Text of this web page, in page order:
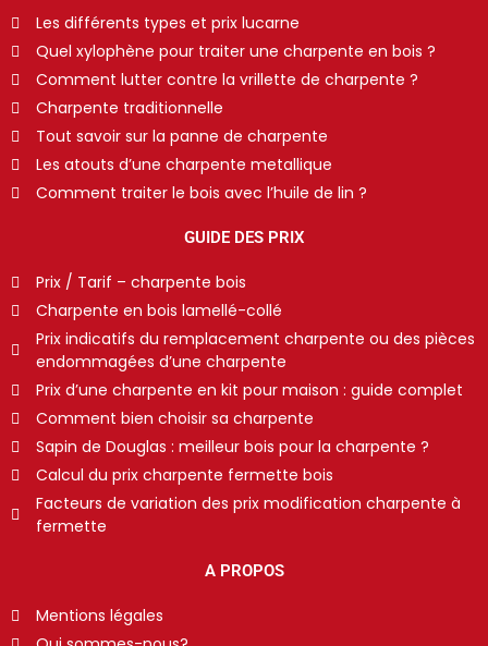
Les différents types et prix lucarne
Quel xylophène pour traiter une charpente en bois ?
Comment lutter contre la vrillette de charpente ?
Charpente traditionnelle
Tout savoir sur la panne de charpente
Les atouts d’une charpente metallique
Comment traiter le bois avec l’huile de lin ?
GUIDE DES PRIX
Prix / Tarif – charpente bois
Charpente en bois lamellé-collé
Prix indicatifs du remplacement charpente ou des pièces
endommagées d’une charpente
Prix d’une charpente en kit pour maison : guide complet
Comment bien choisir sa charpente
Sapin de Douglas : meilleur bois pour la charpente ?
Calcul du prix charpente fermette bois
Facteurs de variation des prix modification charpente à
fermette
A PROPOS
Mentions légales